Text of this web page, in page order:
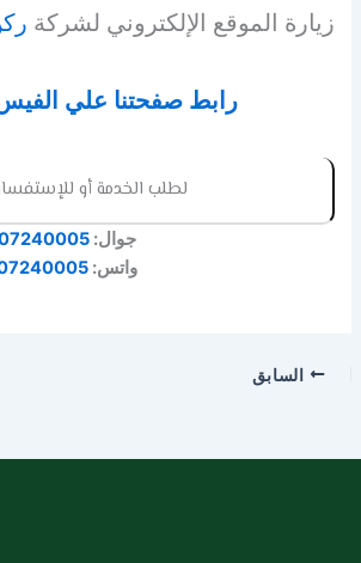
زيارة الموقع الإلكتروني لشركة
رابط صفحتنا علي
لطلب الخدمة أو
جوال:
واتس:
السابق